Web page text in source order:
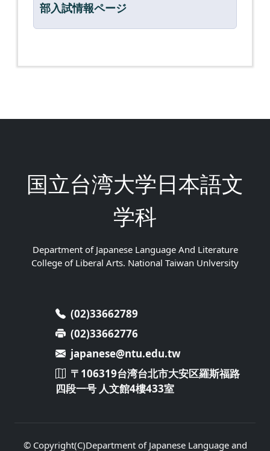
部入試情報ページ
国立台湾大学日本語文
学科
Department of Japanese Language And Literature
College of Liberal Arts. National Taiwan Unlversity
(02)33662789
(02)33662776
japanese@ntu.edu.tw
〒106319台湾台北市大安区羅斯福路
四段一号 人文館4樓433室
© Copyright(C)Department of Japanese Language and